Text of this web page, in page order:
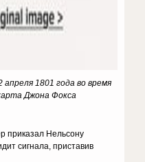
1801 года во время
Джона Фокса
приказал Нельсону
сигнала, приставив